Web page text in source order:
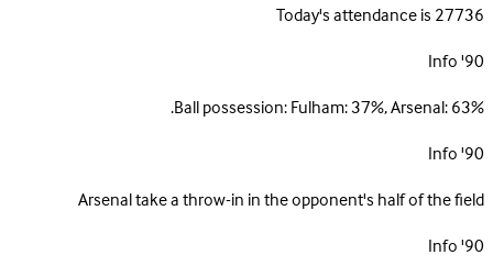
Today's attendance is 27736
90'
Info
Ball possession: Fulham: 37%, Arsenal: 63%.
90'
Info
Arsenal take a throw-in in the opponent's half of the field
90'
Info